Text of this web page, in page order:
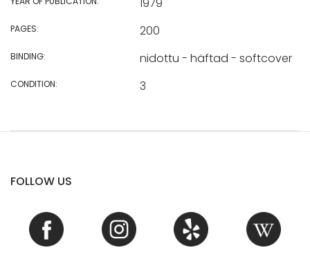
PAGES: 200
BINDING: nidottu - häftad - softcover
CONDITION: 3
FOLLOW US